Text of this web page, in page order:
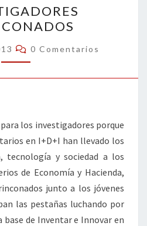
ARRINCONADOS
Comentarios
0 Comentarios
los investigadores porque
en I+D+I han llevado los
tecnología y sociedad a los
de Economía y Hacienda,
junto a los jóvenes
las pestañas luchando por
de Inventar e Innovar en